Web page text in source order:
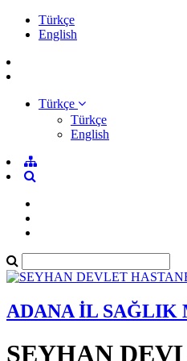
Türkçe
English
Türkçe
Türkçe
English
ADANA İL SAĞLIK
SEYHAN